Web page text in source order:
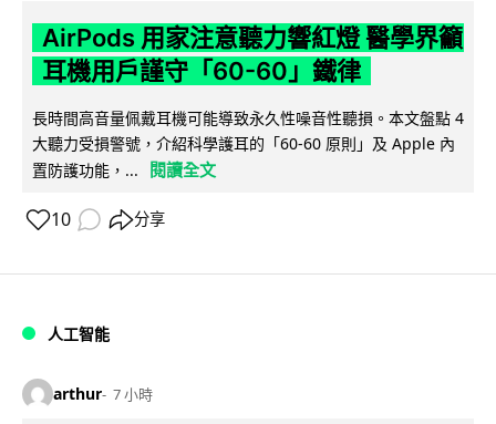
AirPods 用家注意聽力響紅燈 醫學界籲
耳機用戶謹守「60-60」鐵律
長時間高音量佩戴耳機可能導致永久性噪音性聽損。本文盤點 4
大聽力受損警號，介紹科學護耳的「60-60 原則」及 Apple 內
置防護功能，...
閱讀全文
10 分享
人工智能
arthur 7 小時